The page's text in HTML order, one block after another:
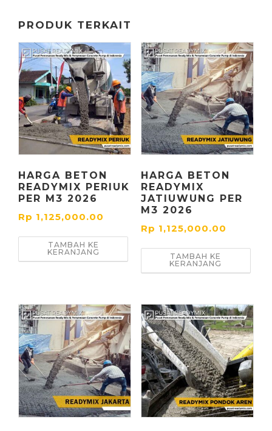
PRODUK TERKAIT
HARGA BETON
READYMIX PERIUK
PER M3 2026
Rp 1,125,000.00
TAMBAH KE
KERANJANG
HARGA BETON
READYMIX
JATIUWUNG PER
M3 2026
Rp 1,125,000.00
TAMBAH KE
KERANJANG